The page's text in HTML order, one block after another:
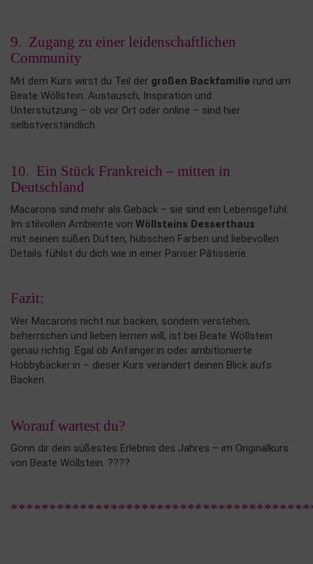
9. Zugang zu einer leidenschaftlichen
Community
Mit dem Kurs wirst du Teil der großen Backfamilie rund um
Beate Wöllstein. Austausch, Inspiration und
Unterstützung – ob vor Ort oder online – sind hier
selbstverständlich.
10. Ein Stück Frankreich – mitten in
Deutschland
Macarons sind mehr als Gebäck – sie sind ein Lebensgefühl.
Im stilvollen Ambiente von Wöllsteins Desserthaus
mit seinen süßen Düften, hübschen Farben und liebevollen
Details fühlst du dich wie in einer Pariser Pâtisserie.
Fazit:
Wer Macarons nicht nur backen, sondern verstehen,
beherrschen und lieben lernen will, ist bei Beate Wöllstein
genau richtig. Egal ob Anfänger:in oder ambitionierte
Hobbybäcker:in – dieser Kurs verändert deinen Blick aufs
Backen.
Worauf wartest du?
Gönn dir dein süßestes Erlebnis des Jahres – im Originalkurs
von Beate Wöllstein. ????